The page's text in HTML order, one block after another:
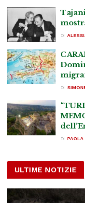
DI
DI
DI PAOLA
ULTIME NOTIZIE